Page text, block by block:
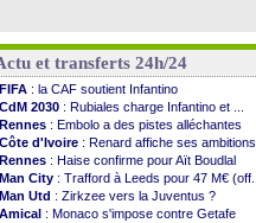
et transferts 24h/24
FIFA : la CAF soutient Infantino
CdM 2030 : Rubiales charge Infantino et ...
Rennes : Embolo a des pistes alléchantes
Côte d'Ivoire : Renard affiche ses ambitions
Rennes : Haise confirme pour Aït Boudlal
Man City : Trafford à Leeds pour 47 M€ (off...
Man Utd : Zirkzee vers la Juventus ?
Amical : Monaco s'impose contre Getafe